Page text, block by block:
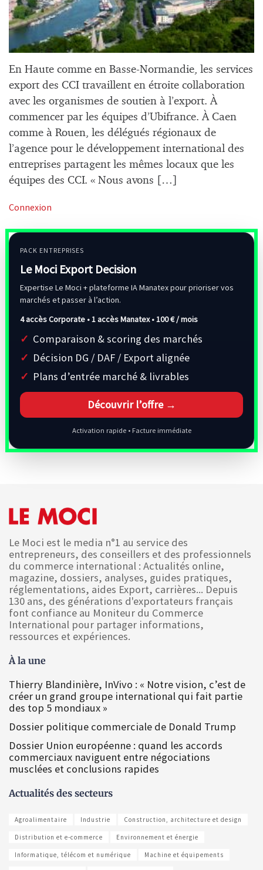
En Haute comme en Basse-Normandie, les services
export des CCI travaillent en étroite collaboration
avec les organismes de soutien à l’export. À
commencer par les équipes d’Ubifrance. À Caen
comme à Rouen, les délégués régionaux de
l’agence pour le développement international des
entreprises partagent les mêmes locaux que les
équipes des CCI. « Nous avons […]
Connexion
PACK ENTREPRISES
Le Moci Export Decision
Expertise Le Moci + plateforme IA Manatex pour prioriser vos
marchés et passer à l’action.
4 accès Corporate • 1 accès Manatex •100 € / mois
Comparaison & scoring des marchés
Décision DG / DAF / Export alignée
Plans d’entrée marché & livrables
Découvrir l’offre →
Activation rapide • Facture immédiate
Le Moci est le media n°1 au service des
entrepreneurs, des conseillers et des professionnels
du commerce international : Actualités online,
magazine, dossiers, analyses, guides pratiques,
réglementations, aides Export, carrières... Depuis
130 ans, des générations d'exportateurs français
font confiance au Moniteur du Commerce
International pour partager informations,
ressources et expériences.
À la une
Thierry Blandinière, InVivo : « Notre vision, c’est de
créer un grand groupe international qui fait partie
des top 5 mondiaux »
Dossier politique commerciale de Donald Trump
Dossier Union européenne : quand les accords
commerciaux naviguent entre négociations
musclées et conclusions rapides
Actualités des secteurs
Agroalimentaire Industrie Construction, architecture et design
Distribution et e-commerce Environnement et énergie
Informatique, télécom et numérique Machine et équipements